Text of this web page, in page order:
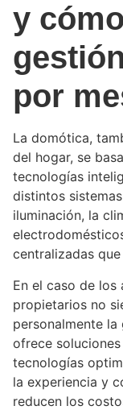
y
por
La domótica,
del hogar, se
tecnologías
distintos
iluminación, la
centralizadas
En el caso de los
propietarios no
personalmente
ofrece
tecnologías
la experiencia y
reducen los